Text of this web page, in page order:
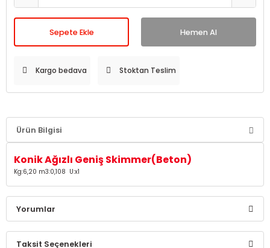
Sepete Ekle Hemen Al
Kargo bedava Stoktan Teslim
Ürün Bilgisi
Konik Ağızlı Geniş Skimmer(Beton)
Kg:6,20 m3:0,108 U:x1
Yorumlar
Taksit Seçenekleri